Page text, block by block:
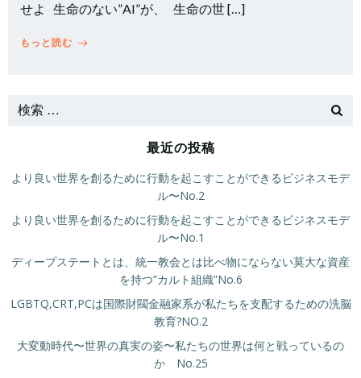
せよ 生命のない”AI”が、 生命の世 […]
もっと読む
最近の投稿
より良い世界を創るために行動を起こすことができるビジネスモデ
ル〜No.2
より良い世界を創るために行動を起こすことができるビジネスモデ
ル〜No.1
ディープステートとは、統一教会とは比べ物にならない莫大な資産
を持つ”カルト組織”No.6
LGBTQ,CRT,PCは国際財閥金融家系が私たちを支配するための洗脳
教育?NO.2
大変動時代〜世界の真実の姿〜私たちの世界は何と戦っているの
か No.25